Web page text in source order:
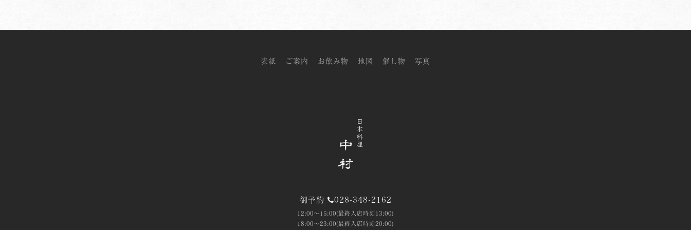
表紙 ご案内 お飲み物 地図 催し物 写真
御予約 028-348-2162
12:00～15:00(最終入店時刻13:00)
18:00～23:00(最終入店時刻20:00)